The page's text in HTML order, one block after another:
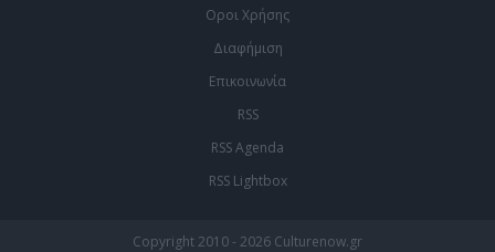
Οροι Χρήσης
Διαφήμιση
Επικοινωνία
RSS
RSS Agenda
RSS Lightbox
Copyright 2010 - 2026 Culturenow.gr